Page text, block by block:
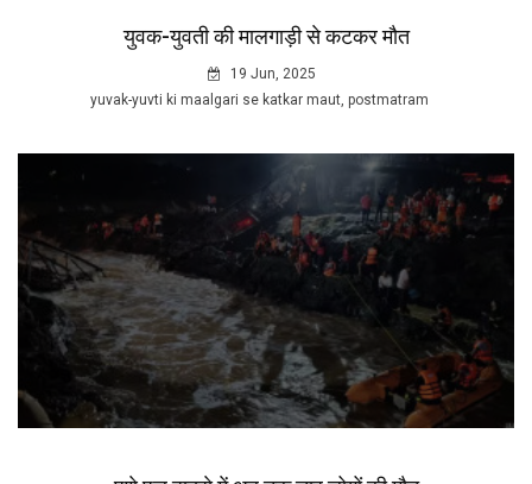
युवक-युवती की मालगाड़ी से कटकर मौत
19 Jun, 2025
yuvak-yuvti ki maalgari se katkar maut, postmatram